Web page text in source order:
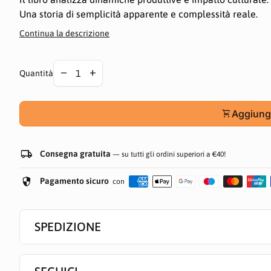
Una storia di semplicità apparente e complessità reale.
Formato: 17 × 24 cm (brossura)
Continua la descrizione
Quantità
Diminuire la quantità per
remove
Aumentare la quantità per
add
shopping_cart
local_shipping Consegna gratuita — su tutti gli ordini superiori a €40!
security Pagamento sicuro con
SPEDIZIONE